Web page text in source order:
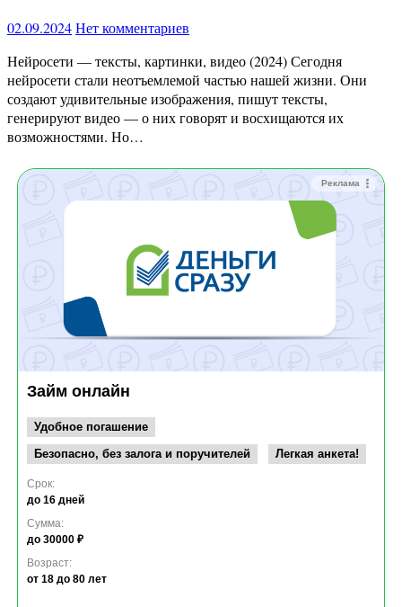
02.09.2024Нет комментариев
Нейросети — тексты, картинки, видео (2024) Сегодня
нейросети стали неотъемлемой частью нашей жизни. Они
создают удивительные изображения, пишут тексты,
генерируют видео — о них говорят и восхищаются их
возможностями. Но…
Реклама
Займ онлайн
Удобное погашение
Безопасно, без залога и поручителей
Легкая анкета!
Срок:
до 16 дней
Сумма:
до 30000 ₽
Возраст:
от 18 до 80 лет